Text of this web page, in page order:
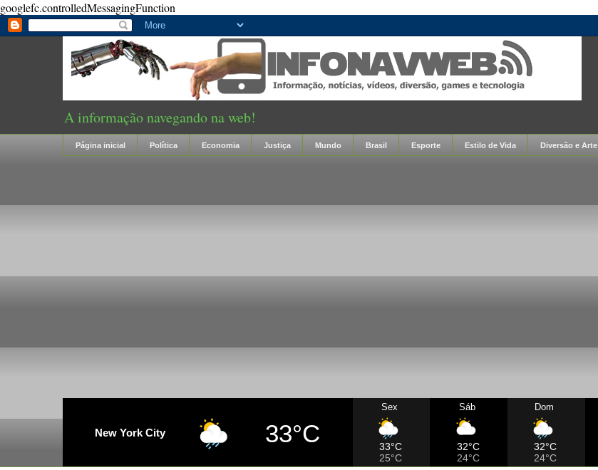
googlefc.controlledMessagingFunction
A informação navegando na web!
Página inicial Política Economia Justiça Mundo Brasil Esporte Estilo de Vida Diversão e Arte
New York City 33°C
Sex
33°C
25°C
Sáb
32°C
24°C
Dom
32°C
24°C